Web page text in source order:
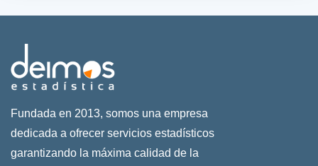
Fundada en 2013, somos una empresa
dedicada a ofrecer servicios estadísticos
garantizando la máxima calidad de la